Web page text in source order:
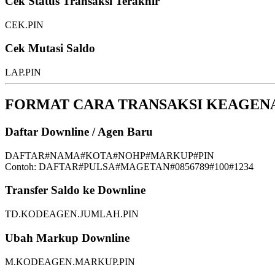
CEK.PIN
Cek Mutasi Saldo
LAP.PIN
FORMAT CARA TRANSAKSI
Daftar Downline / Agen Baru
DAFTAR#NAMA#KOTA#NOHP#MARKUP#PIN
Contoh: DAFTAR#PULSA#MAGETAN#0856789#100#1234
Transfer Saldo ke Downline
TD.KODEAGEN.JUMLAH.PIN
Ubah Markup Downline
M.KODEAGEN.MARKUP.PIN